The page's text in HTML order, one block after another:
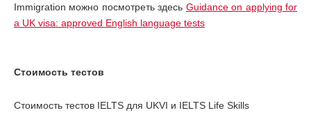
Immigration можно посмотреть здесь Guidance on applying for
a UK visa: approved English language tests
Стоимость тестов
Стоимость тестов IELTS для UKVI и IELTS Life Skills